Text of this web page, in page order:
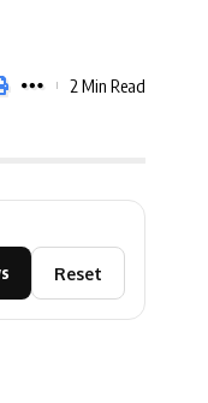
2 Min Read
Reset